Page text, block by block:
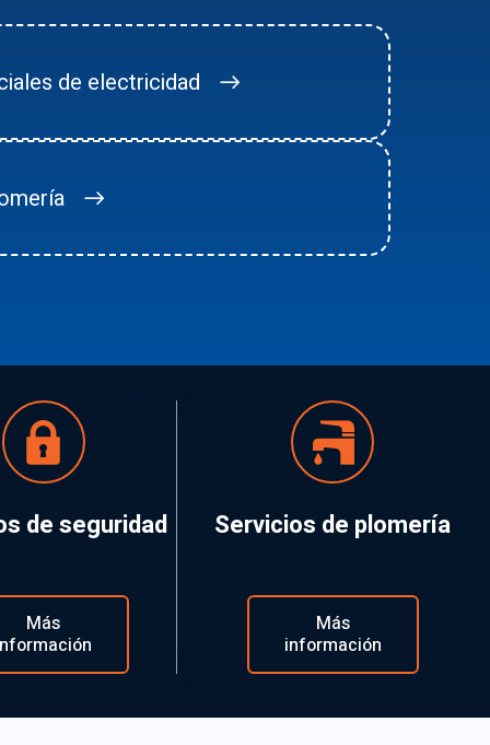
de electricidad
de seguridad
Más
Servicios de plomería
Más
información